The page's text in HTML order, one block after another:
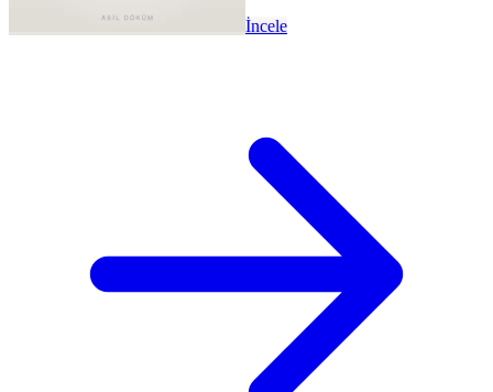
İncele